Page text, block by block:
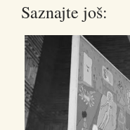
Saznajte još: